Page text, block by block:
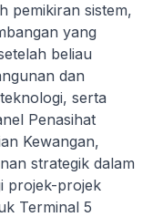
pemikiran sistem,
yang
beliau
dan
serta
Penasihat
Kewangan,
strategik dalam
projek-projek
Terminal 5